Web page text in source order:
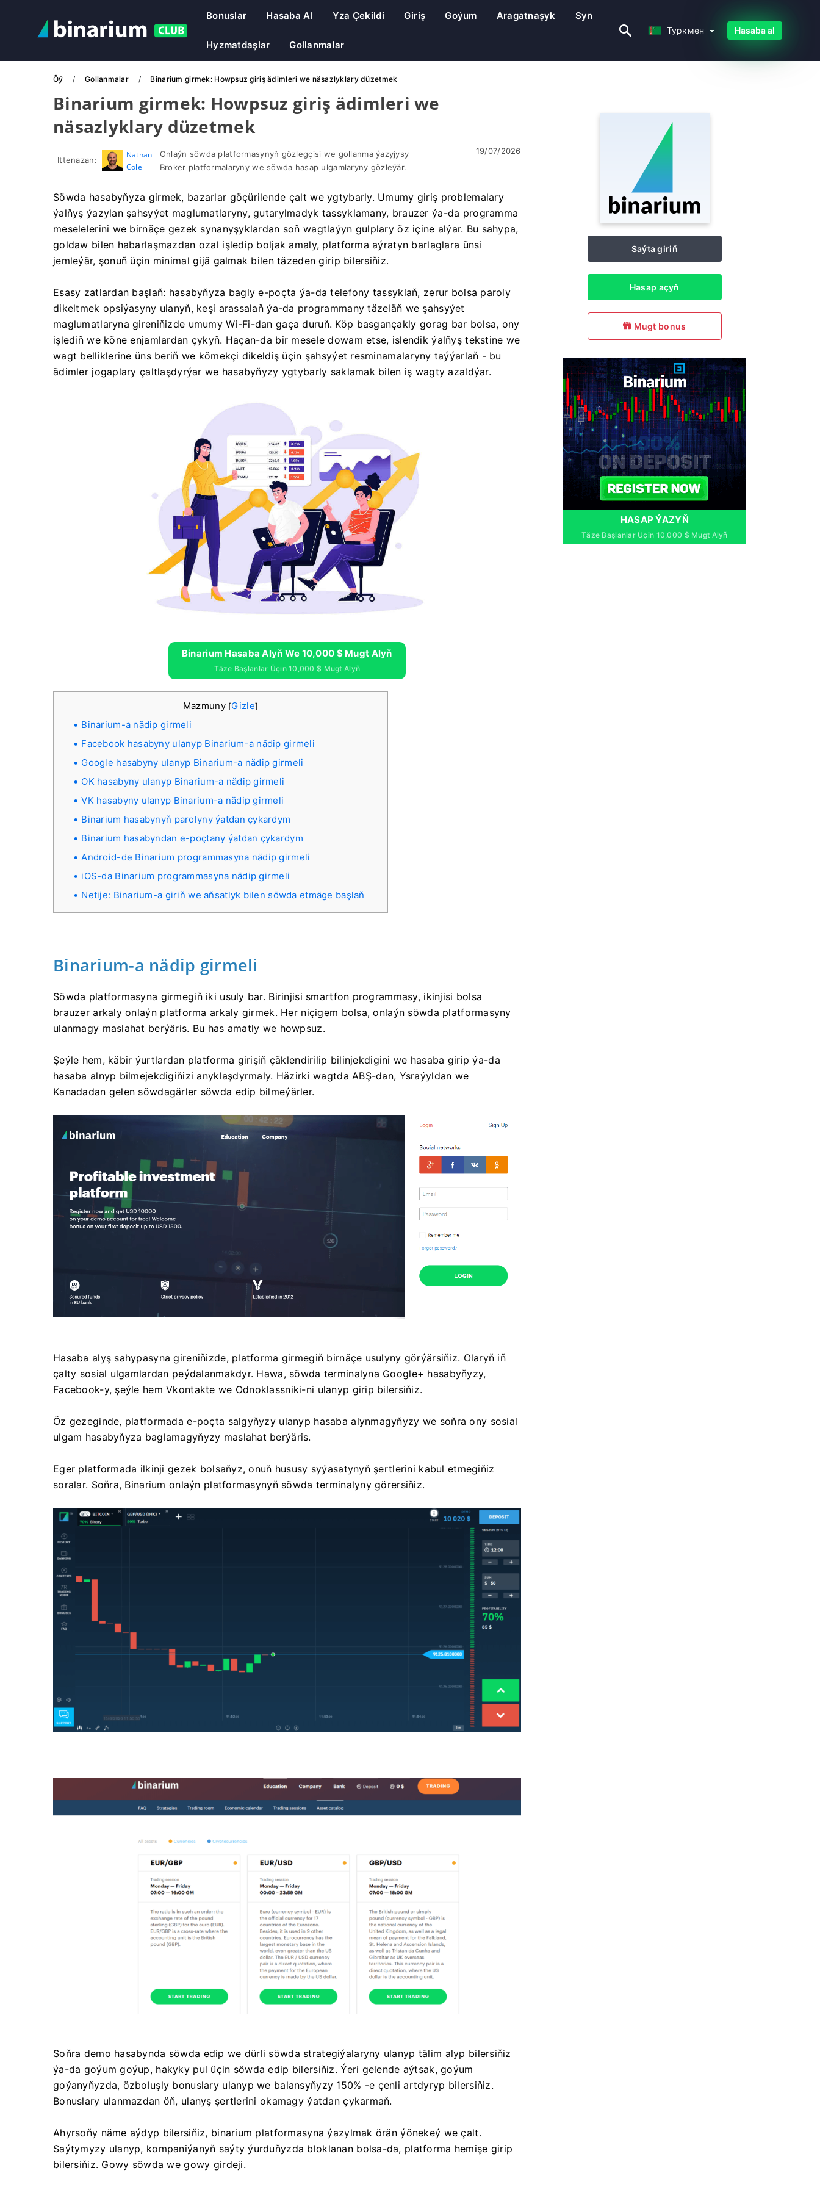
Bonuslar Hasaba Al Yza Çekildi Giriş Goýum Aragatnaşyk Syn
Hyzmatdaşlar Gollanmalar
Туркмен Hasaba al
Öý Gollanmalar Binarium girmek: Howpsuz giriş ädimleri we näsazlyklary düzetmek
Binarium girmek: Howpsuz giriş ädimleri we
näsazlyklary düzetmek
Ittenazan:
Nathan
Cole
Onlaýn söwda platformasynyň gözlegçisi we gollanma ýazyjysy
Broker platformalaryny we söwda hasap ulgamlaryny gözleýär.
19/07/2026
Söwda hasabyňyza girmek, bazarlar göçürilende çalt we ygtybarly. Umumy giriş problemalary
ýalňyş ýazylan şahsyýet maglumatlaryny, gutarylmadyk tassyklamany, brauzer ýa-da programma
meselelerini we birnäçe gezek synanyşyklardan soň wagtlaýyn gulplary öz içine alýar. Bu sahypa,
goldaw bilen habarlaşmazdan ozal işledip boljak amaly, platforma aýratyn barlaglara ünsi
jemleýär, şonuň üçin minimal gijä galmak bilen täzeden girip bilersiňiz.
Esasy zatlardan başlaň: hasabyňyza bagly e-poçta ýa-da telefony tassyklaň, zerur bolsa paroly
dikeltmek opsiýasyny ulanyň, keşi arassalaň ýa-da programmany täzeläň we şahsyýet
maglumatlaryna gireniňizde umumy Wi-Fi-dan gaça duruň. Köp basgançakly gorag bar bolsa, ony
işlediň we köne enjamlardan çykyň. Haçan-da bir mesele dowam etse, islendik ýalňyş tekstine we
wagt belliklerine üns beriň we kömekçi dikeldiş üçin şahsyýet resminamalaryny taýýarlaň - bu
ädimler jogaplary çaltlaşdyrýar we hasabyňyzy ygtybarly saklamak bilen iş wagty azaldýar.
Binarium Hasaba Alyň We 10,000 $ Mugt Alyň
Täze Başlanlar Üçin 10,000 $ Mugt Alyň
Mazmuny [Gizle]
Binarium-a nädip girmeli
Facebook hasabyny ulanyp Binarium-a nädip girmeli
Google hasabyny ulanyp Binarium-a nädip girmeli
OK hasabyny ulanyp Binarium-a nädip girmeli
VK hasabyny ulanyp Binarium-a nädip girmeli
Binarium hasabynyň parolyny ýatdan çykardym
Binarium hasabyndan e-poçtany ýatdan çykardym
Android-de Binarium programmasyna nädip girmeli
iOS-da Binarium programmasyna nädip girmeli
Netije: Binarium-a giriň we aňsatlyk bilen söwda etmäge başlaň
Binarium-a nädip girmeli
Söwda platformasyna girmegiň iki usuly bar. Birinjisi smartfon programmasy, ikinjisi bolsa
brauzer arkaly onlaýn platforma arkaly girmek. Her niçigem bolsa, onlaýn söwda platformasyny
ulanmagy maslahat berýäris. Bu has amatly we howpsuz.
Şeýle hem, käbir ýurtlardan platforma girişiň çäklendirilip bilinjekdigini we hasaba girip ýa-da
hasaba alnyp bilmejekdigiňizi anyklaşdyrmaly. Häzirki wagtda ABŞ-dan, Ysraýyldan we
Kanadadan gelen söwdagärler söwda edip bilmeýärler.
Hasaba alyş sahypasyna gireniňizde, platforma girmegiň birnäçe usulyny görýärsiňiz. Olaryň iň
çalty sosial ulgamlardan peýdalanmakdyr. Hawa, söwda terminalyna Google+ hasabyňyzy,
Facebook-y, şeýle hem Vkontakte we Odnoklassniki-ni ulanyp girip bilersiňiz.
Öz gezeginde, platformada e-poçta salgyňyzy ulanyp hasaba alynmagyňyzy we soňra ony sosial
ulgam hasabyňyza baglamagyňyzy maslahat berýäris.
Eger platformada ilkinji gezek bolsaňyz, onuň hususy syýasatynyň şertlerini kabul etmegiňiz
soralar. Soňra, Binarium onlaýn platformasynyň söwda terminalyny görersiňiz.
Soňra demo hasabynda söwda edip we dürli söwda strategiýalaryny ulanyp tälim alyp bilersiňiz
ýa-da goýum goýup, hakyky pul üçin söwda edip bilersiňiz. Ýeri gelende aýtsak, goýum
goýanyňyzda, özboluşly bonuslary ulanyp we balansyňyzy 150% -e çenli artdyryp bilersiňiz.
Bonuslary ulanmazdan öň, ulanyş şertlerini okamagy ýatdan çykarmaň.
Ahyrsoňy näme aýdyp bilersiňiz, binarium platformasyna ýazylmak örän ýönekeý we çalt.
Saýtymyzy ulanyp, kompaniýanyň saýty ýurduňyzda bloklanan bolsa-da, platforma hemişe girip
bilersiňiz. Gowy söwda we gowy girdeji.
Saýta giriň
Hasap açyň
Mugt bonus
HASAP ÝAZYŇ
Täze Başlanlar Üçin 10,000 $ Mugt Alyň